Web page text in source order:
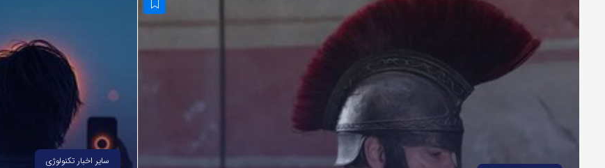
سایر اخبار تکنولوژی